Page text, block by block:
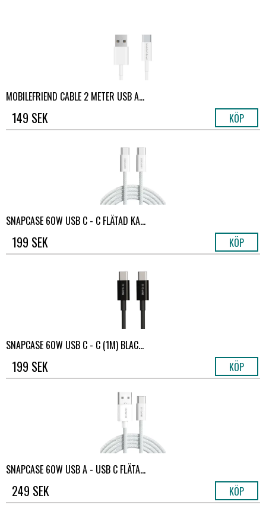
MOBILEFRIEND CABLE 2 METER USB A...
149 SEK KÖP
SNAPCASE 60W USB C - C FLÄTAD KA...
199 SEK KÖP
SNAPCASE 60W USB C - C (1M) BLAC...
199 SEK KÖP
SNAPCASE 60W USB A - USB C FLÄTA...
249 SEK KÖP